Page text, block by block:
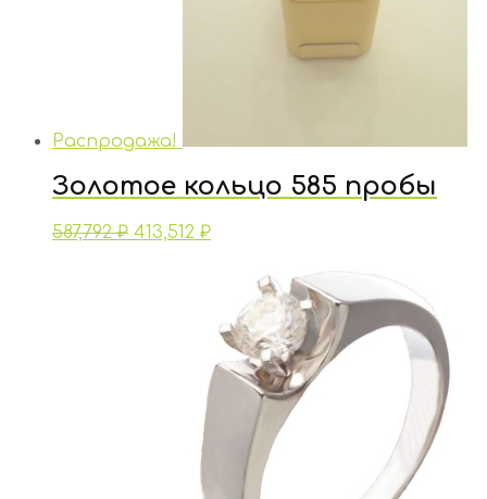
Распродажа!
Золотое кольцо 585 пробы
587,792₽ 413,512 ₽